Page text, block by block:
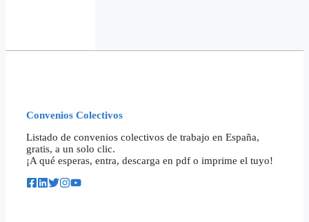
Convenios Colectivos
Listado de convenios colectivos de trabajo en España,
gratis, a un solo clic.
¡A qué esperas, entra, descarga en pdf o imprime el tuyo!